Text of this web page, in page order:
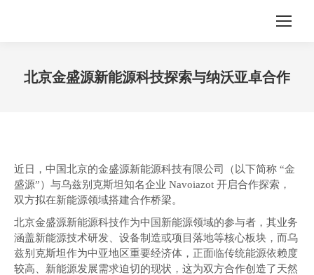
北京金盛源新能源科技探索与纳沃亚卓合作
近日，中国北京的金盛源新能源科技有限公司（以下简称 “金
盛源”）与乌兹别克斯坦知名企业 Navoiazot 开启合作探索，
双方拟在新能源领域搭建合作桥梁。
北京金盛源新能源科技作为中国新能源领域的参与者，其业务
涵盖新能源技术研发、设备制造或项目落地等核心板块，而乌
兹别克斯坦作为中亚地区重要经济体，正面临传统能源依赖度
较高、新能源发展需求迫切的现状，这为双方合作创造了天然